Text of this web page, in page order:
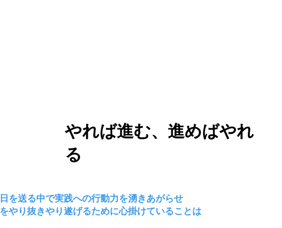
やれば進む、進めばやれ
る
を送る中で実践への行動力を湧きあがらせ
やり抜きやり遂げるために心掛けていることは